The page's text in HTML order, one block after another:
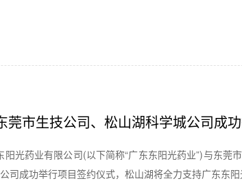
莞市生技公司、松山湖科学城公司成
光药业有限公司(以下简称“广东东阳光药业”)与东莞
司成功举行项目签约仪式，松山湖将全力支持广东东阳